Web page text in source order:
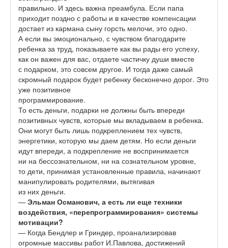
правильно. И здесь важна преамбула. Если папа
приходит поздно с работы и в качестве компенсации
достает из кармана сыну горсть мелочи, это одно.
А если вы эмоционально, с чувством благодарите
ребенка за труд, показываете как вы рады его успеху,
как он важен для вас, отдаете частичку души вместе
с подарком, это совсем другое. И тогда даже самый
скромный подарок будет ребенку бесконечно дорог. Это
уже позитивное
программирование.
То есть деньги, подарки не должны быть впереди
позитивных чувств, которые мы вкладываем в ребенка.
Они могут быть лишь подкреплением тех чувств,
энергетики, которую мы даем детям. Но если деньги
идут впереди, а подкрепление не воспринимается
ни на бессознательном, ни на сознательном уровне,
то дети, принимая установленные правила, начинают
манипулировать родителями, вытягивая
из них деньги.
— Эльман Османович, а есть ли еще техники
воздействия, «перепрограммирования» системы
мотивации?
— Когда Бендлер и Гриндер, проанализировав
огромные массивы работ И.Павлова, достижений